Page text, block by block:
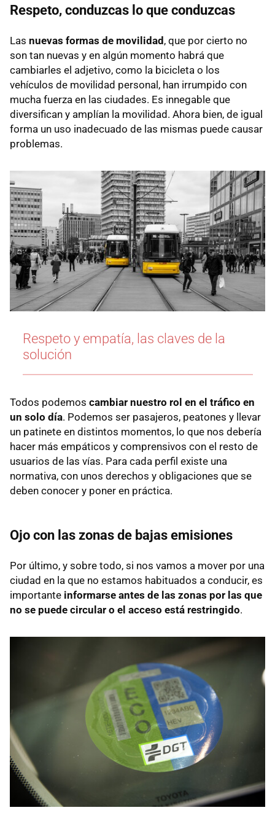
Respeto, conduzcas lo que conduzcas
Las nuevas formas de movilidad , que por cierto no
son tan nuevas y en algún momento habrá que
cambiarles el adjetivo, como la bicicleta o los
vehículos de movilidad personal, han irrumpido con
mucha fuerza en las ciudades. Es innegable que
diversifican y amplían la movilidad. Ahora bien, de igual
forma un uso inadecuado de las mismas puede causar
problemas.
Respeto y empatía, las claves de la
solución
Todos podemos cambiar nuestro rol en el tráfico en
un solo día. Podemos ser pasajeros, peatones y llevar
un patinete en distintos momentos, lo que nos debería
hacer más empáticos y comprensivos con el resto de
usuarios de las vías. Para cada perfil existe una
normativa, con unos derechos y obligaciones que se
deben conocer y poner en práctica.
Ojo con las zonas de bajas emisiones
Por último, y sobre todo, si nos vamos a mover por una
ciudad en la que no estamos habituados a conducir, es
importante informarse antes de las zonas por las que
no se puede circular o el acceso está restringido.